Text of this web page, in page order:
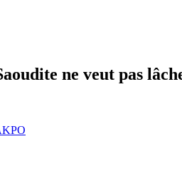
ne veut pas